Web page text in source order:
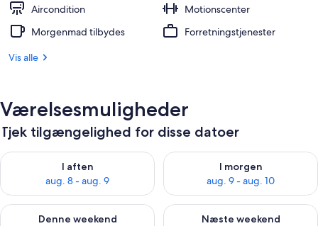
Aircondition
Motionscenter
Morgenmad tilbydes
Forretningstjenester
Vis alle
Værelsesmuligheder
Tjek tilgængelighed for disse datoer
I aften
aug. 8 - aug. 9
Tjek tilgængelighed for i aften aug. 8 - aug. 9
I morgen
aug. 9 - aug. 10
Tjek tilgængelighed for i
Denne weekend
Tjek tilgængelighed for denne weekend aug. 14 - aug. 16
Næste weekend
Tjek tilgængelighed for næste